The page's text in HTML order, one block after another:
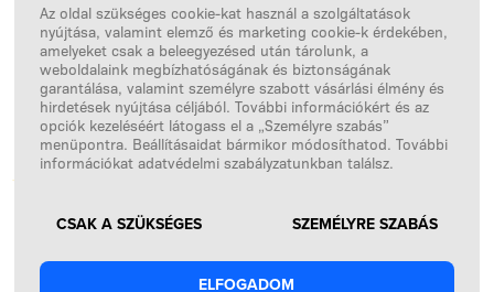
Instagram
Copyright © 2026SFD S. A.
A FIZETÉSEKET FELDOLGOZZA
Az oldal szükséges cookie-kat használ a szolgáltatások
nyújtása, valamint elemző és marketing cookie-k érdekében,
amelyeket csak a beleegyezésed után tárolunk, a
weboldalaink megbízhatóságának és biztonságának
garantálása, valamint személyre szabott vásárlási élmény és
hirdetések nyújtása céljából. További információkért és az
opciók kezeléséért látogass el a „Személyre szabás”
menüpontra. Beállításaidat bármikor módosíthatod. További
információkat adatvédelmi szabályzatunkban találsz.
CSAK A SZÜKSÉGES SZEMÉLYRE SZABÁS
ELFOGADOM